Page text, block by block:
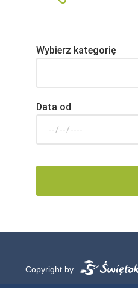
Wybierz kategorię
Data od
Copyright by